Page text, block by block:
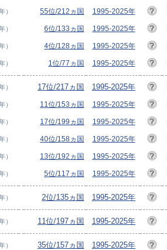
） 55位/212ヵ国 1995-2025年
） 6位/133ヵ国 1995-2025年
） 4位/128ヵ国 1995-2025年
） 1位/77ヵ国 1995-2025年
） 17位/217ヵ国 1995-2025年
） 11位/153ヵ国 1995-2025年
） 17位/199ヵ国 1995-2025年
） 40位/158ヵ国 1995-2025年
） 13位/192ヵ国 1995-2025年
） 5位/117ヵ国 1995-2025年
） 2位/135ヵ国 1995-2025年
） 11位/197ヵ国 1995-2025年
） 35位/157ヵ国 1995-2025年